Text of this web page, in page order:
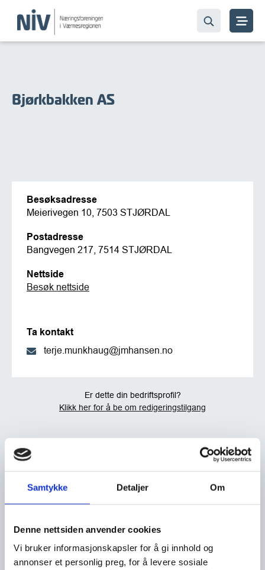
Samtykke Detaljer Om
Denne nettsiden anvender cookies
Vi bruker informasjonskapsler for å gi innhold og
annonser et personlig preg, for å levere sosiale
Bjørkbakken AS
Besøksadresse
Meierivegen 10, 7503 STJØRDAL
Postadresse
Bangvegen 217, 7514 STJØRDAL
Nettside
Besøk nettside
Ta kontakt
terje.munkhaug@jmhansen.no
Er dette din bedriftsprofil?
Klikk her for å be om redigeringstilgang